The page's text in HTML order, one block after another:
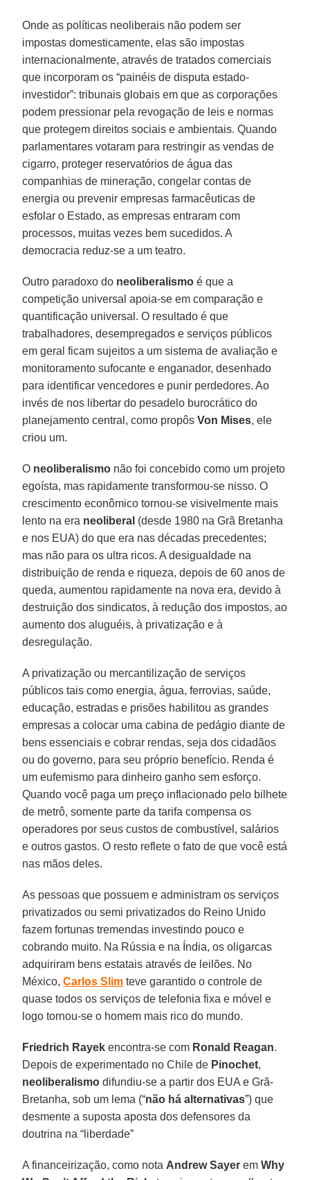
Onde as políticas neoliberais não podem ser
impostas domesticamente, elas são impostas
internacionalmente, através de tratados comerciais
que incorporam os “painéis de disputa estado-
investidor”: tribunais globais em que as corporações
podem pressionar pela revogação de leis e normas
que protegem direitos sociais e ambientais. Quando
parlamentares votaram para restringir as vendas de
cigarro, proteger reservatórios de água das
companhias de mineração, congelar contas de
energia ou prevenir empresas farmacêuticas de
esfolar o Estado, as empresas entraram com
processos, muitas vezes bem sucedidos. A
democracia reduz-se a um teatro.
Outro paradoxo do neoliberalismo é que a
competição universal apoia-se em comparação e
quantificação universal. O resultado é que
trabalhadores, desempregados e serviços públicos
em geral ficam sujeitos a um sistema de avaliação e
monitoramento sufocante e enganador, desenhado
para identificar vencedores e punir perdedores. Ao
invés de nos libertar do pesadelo burocrático do
planejamento central, como propôsVon Mises, ele
criou um.
O neoliberalismo não foi concebido como um projeto
egoísta, mas rapidamente transformou-se nisso. O
crescimento econômico tornou-se visivelmente mais
lento na era neoliberal (desde 1980 na Grã Bretanha
e nos EUA) do que era nas décadas precedentes;
mas não para os ultra ricos. A desigualdade na
distribuição de renda e riqueza, depois de 60 anos de
queda, aumentou rapidamente na nova era, devido à
destruição dos sindicatos, à redução dos impostos, ao
aumento dos aluguéis, à privatização e à
desregulação.
A privatização ou mercantilização de serviços
públicos tais como energia, água, ferrovias, saúde,
educação, estradas e prisões habilitou as grandes
empresas a colocar uma cabina de pedágio diante de
bens essenciais e cobrar rendas, seja dos cidadãos
ou do governo, para seu próprio benefício. Renda é
um eufemismo para dinheiro ganho sem esforço.
Quando você paga um preço inflacionado pelo bilhete
de metrô, somente parte da tarifa compensa os
operadores por seus custos de combustível, salários
e outros gastos. O resto reflete o fato de que você está
nas mãos deles.
As pessoas que possuem e administram os serviços
privatizados ou semi privatizados do Reino Unido
fazem fortunas tremendas investindo pouco e
cobrando muito. Na Rússia e na Índia, os oligarcas
adquiriram bens estatais através de leilões. No
México,Carlos Slim teve garantido o controle de
quase todos os serviços de telefonia fixa e móvel e
logo tornou-se o homem mais rico do mundo.
Friedrich Rayekencontra-se com Ronald Reagan.
Depois de experimentado no Chile de Pinochet,
neoliberalismo difundiu-se a partir dos EUA e Grã-
Bretanha, sob um lema (“não há alternativas”) que
desmente a suposta aposta dos defensores da
doutrina na “liberdade”
A financeirização, como nota Andrew Sayer emWhy